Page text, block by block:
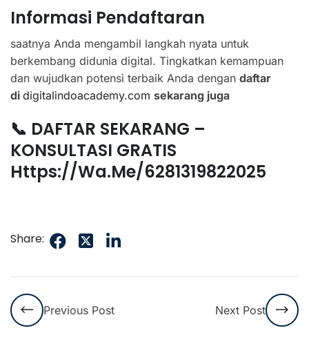
Informasi Pendaftaran
saatnya Anda mengambil langkah nyata untuk
berkembang didunia digital. Tingkatkan kemampuan
dan wujudkan potensi terbaik Anda dengan daftar
di digitalindoacademy.com sekarang juga
📞 DAFTAR SEKARANG –
KONSULTASI GRATIS
Https://wa.me/6281319822025
Share:
Previous Post Next Post